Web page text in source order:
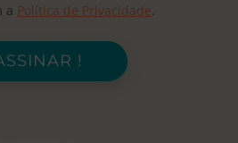
a Política de Privacidade.
!